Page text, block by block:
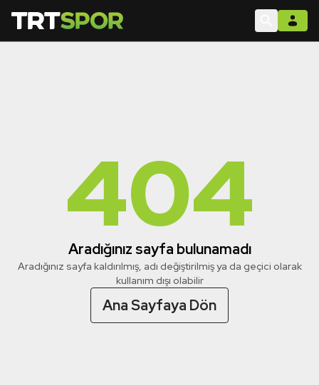
404
Aradığınız sayfa bulunamadı
Aradığınız sayfa kaldırılmış, adı değiştirilmiş ya da geçici olarak
kullanım dışı olabilir
Ana Sayfaya Dön